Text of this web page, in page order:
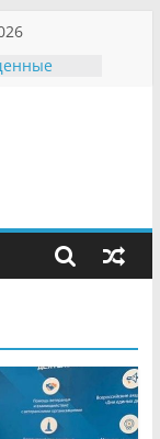
округа»
крапчатые